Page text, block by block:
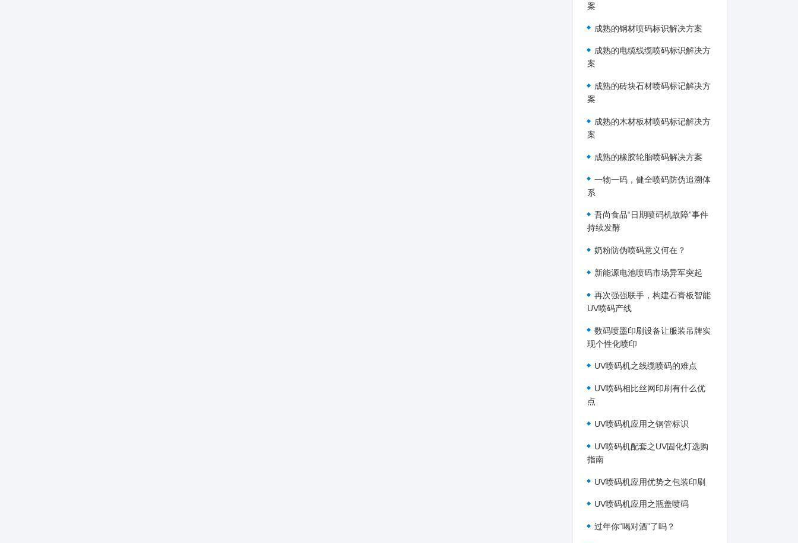
案
成熟的钢材喷码标识解决方案
成熟的电缆线缆喷码标识解决方
案
成熟的砖块石材喷码标记解决方
案
成熟的木材板材喷码标记解决方
案
成熟的橡胶轮胎喷码解决方案
一物一码，健全喷码防伪追溯体
系
吾尚食品“日期喷码机故障”事件
持续发酵
奶粉防伪喷码意义何在？
新能源电池喷码市场异军突起
再次强强联手，构建石膏板智能
UV喷码产线
数码喷墨印刷设备让服装吊牌实
现个性化喷印
UV喷码机之线缆喷码的难点
UV喷码相比丝网印刷有什么优
点
UV喷码机应用之钢管标识
UV喷码机配套之UV固化灯选购
指南
UV喷码机应用优势之包装印刷
UV喷码机应用之瓶盖喷码
过年你“喝对酒”了吗？